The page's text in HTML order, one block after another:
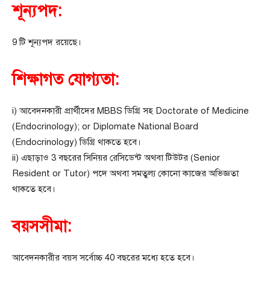
শূন্যপদ:
9 টি শূন্যপদ রয়েছে।
শিক্ষাগত যোগ্যতা:
i) আবেদনকারী প্রার্থীদের MBBS ডিগ্রি সহ Doctorate of Medicine
(Endocrinology); or Diplomate National Board
(Endocrinology) ডিগ্রি থাকতে হবে।
ii) এছাড়াও 3 বছরের সিনিয়র রেসিডেন্ট অথবা টিউটর (Senior
Resident or Tutor) পদে অথবা সমতুল্য কোনো কাজের অভিজ্ঞতা
থাকতে হবে।
বয়সসীমা:
আবেদনকারীর বয়স সর্বোচ্চ 40 বছরের মধ্যে হতে হবে।